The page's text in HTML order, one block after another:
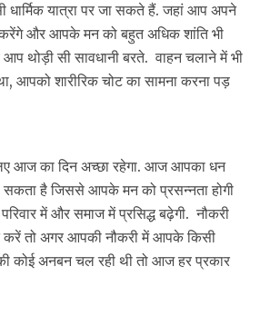
धार्मिक यात्रा पर जा सकते हैं. जहां आप अपने
और आपके मन को बहुत अधिक शांति भी
थोड़ी सी सावधानी बरते. वाहन चलाने में भी
आपको शारीरिक चोट का सामना करना पड़
आज का दिन अच्छा रहेगा. आज आपका धन
सकता है जिससे आपके मन को प्रसन्नता होगी
में और समाज में प्रसिद्ध बढ़ेगी. नौकरी
करें तो अगर आपकी नौकरी में आपके किसी
कोई अनबन चल रही थी तो आज हर प्रकार